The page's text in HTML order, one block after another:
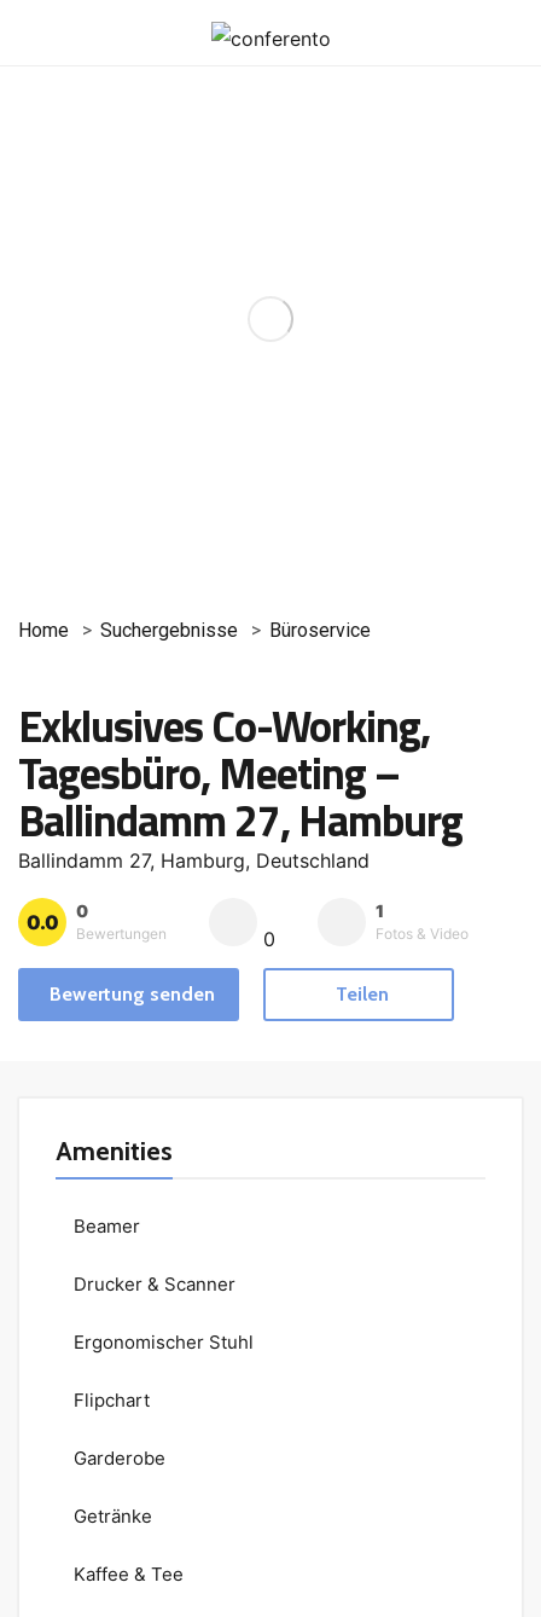
Home Suchergebnisse Büroservice
Exklusives Co-Working,
Tagesbüro, Meeting –
Ballindamm 27, Hamburg
Ballindamm 27, Hamburg, Deutschland
0.0 0
Bewertungen 0
1
Fotos & Video
Bewertung senden Teilen
Amenities
Beamer
Drucker & Scanner
Ergonomischer Stuhl
Flipchart
Garderobe
Getränke
Kaffee & Tee